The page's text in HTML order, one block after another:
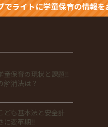
トに学童保育の情報をお届
童保育の現状と課題‼
解消法は？
ども基本法と安全計
に変革期‼